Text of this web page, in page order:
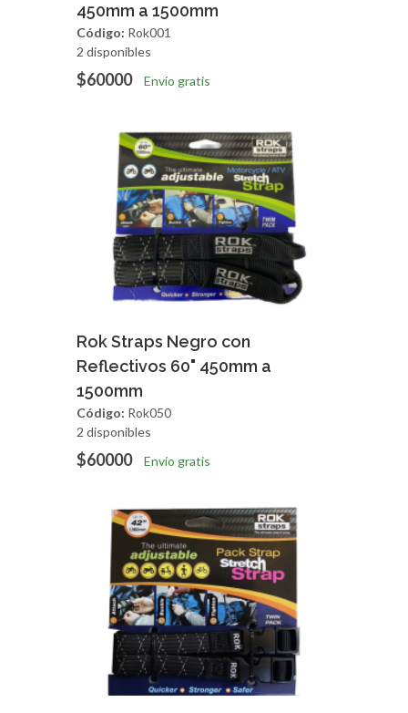
450mm a 1500mm
Código: Rok001
2 disponibles
$60000 Envío gratis
Agregar Vista Rapida
Rok Straps Negro con
Reflectivos 60" 450mm a
1500mm
Código: Rok050
2 disponibles
$60000 Envío gratis